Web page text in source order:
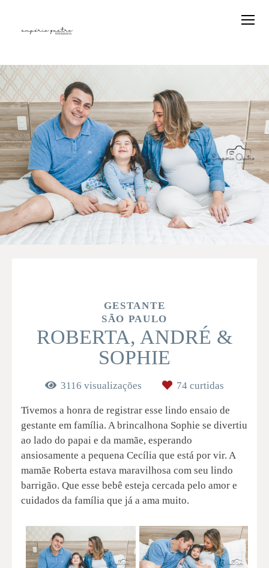
GESTANTE
SÃO PAULO
ROBERTA, ANDRÉ &
SOPHIE
3116 visualizações 74 curtidas
Tivemos a honra de registrar esse lindo ensaio de
gestante em família. A brincalhona Sophie se divertiu
ao lado do papai e da mamãe, esperando
ansiosamente a pequena Cecília que está por vir. A
mamãe Roberta estava maravilhosa com seu lindo
barrigão. Que esse bebê esteja cercada pelo amor e
cuidados da família que já a ama muito.